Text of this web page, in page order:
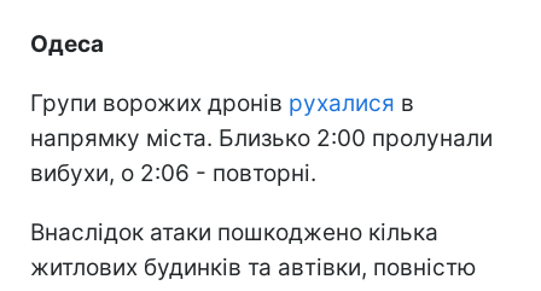
Одеса
Групи ворожих дронів рухалися в
напрямку міста. Близько 2:00 пролунали
вибухи, о 2:06 - повторні.
Внаслідок атаки пошкоджено кілька
житлових будинків та автівки, повністю